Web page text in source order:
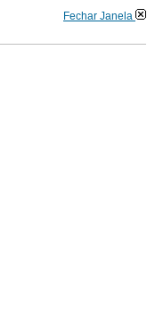
Fechar Janela